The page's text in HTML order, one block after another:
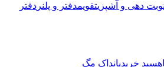
دهی و آشپزیتقویمدفتر و پلنر دفتر
سبد خریدپانداک مگ